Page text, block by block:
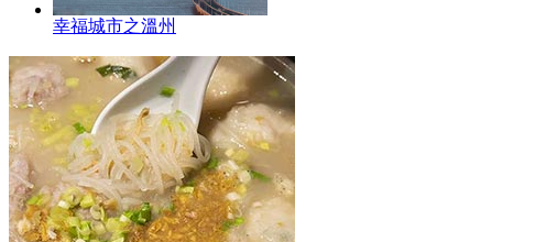
幸福城市之溫州